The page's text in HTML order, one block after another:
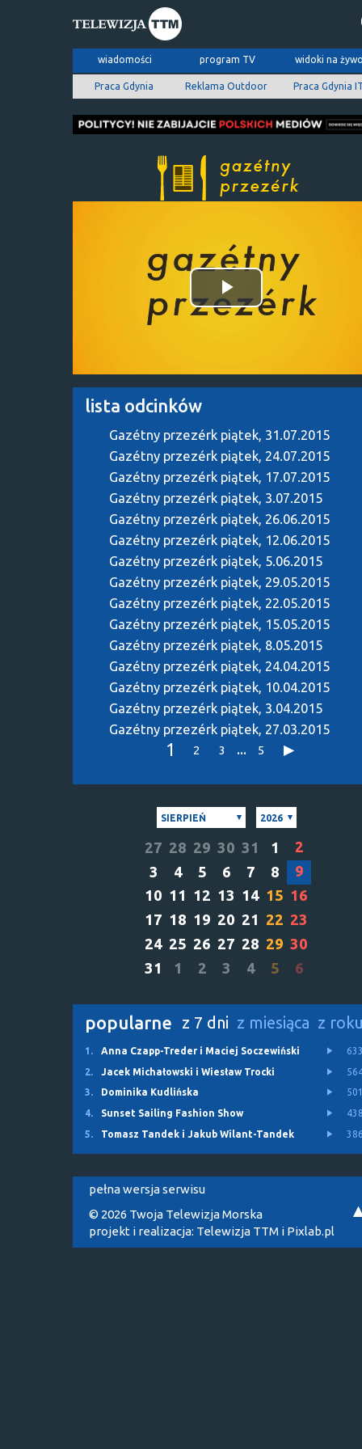
wiadomości program TV widoki na
Praca Gdynia Reklama Outdoor Praca Gdynia
Odtwórz
lista odcinków
Gazétny przezérk piątek, 31.07.2015
Gazétny przezérk piątek, 24.07.2015
Gazétny przezérk piątek, 17.07.2015
Gazétny przezérk piątek, 3.07.2015
Gazétny przezérk piątek, 26.06.2015
Gazétny przezérk piątek, 12.06.2015
Gazétny przezérk piątek, 5.06.2015
Gazétny przezérk piątek, 29.05.2015
Gazétny przezérk piątek, 22.05.2015
Gazétny przezérk piątek, 15.05.2015
Gazétny przezérk piątek, 8.05.2015
Gazétny przezérk piątek, 24.04.2015
Gazétny przezérk piątek, 10.04.2015
Gazétny przezérk piątek, 3.04.2015
Gazétny przezérk piątek, 27.03.2015
1 2 3 ... 5
SIERPIEŃ 2026
27 28 29 30 31 1
2
3
4 5 6 7 8
9
10 11 12 13 14 15 16
17 18 19 20 21 22 23
24 25 26 27 28 29 30
31
1 2 3 4 5 6
popularne z 7 dni z miesiąca z
1. Anna Czapp-Treder i Maciej Soczewiński
2.
Jacek Michałowski i Wiesław Trocki
3.
Dominika Kudlińska
4.
Sunset Sailing Fashion Show
5.
Tomasz Tandek i Jakub Wilant-Tandek
pełna wersja serwisu
© 2026 Twoja Telewizja Morska
projekt i realizacja: Telewizja TTM i Pixlab.pl